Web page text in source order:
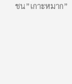
ชน”เกาะหมาก”